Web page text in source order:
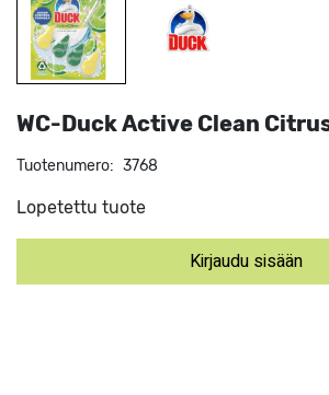
WC-Duck Active Clean
Tuotenumero: 3768
Lopetettu tuote
Kirjaudu sisään